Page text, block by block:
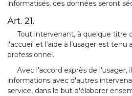
informatisés, ces données seront
Art. 21.
Tout intervenant, à quelque titre
l'accueil et l'aide à l'usager est tenu
professionnel.
Avec l'accord exprès de l'usager,
informations avec d'autres
service, dans le but d'élaborer